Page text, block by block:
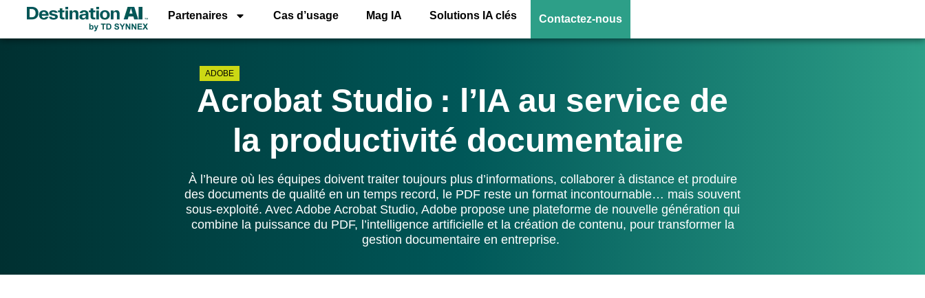
Partenaires Cas d’usage Mag IA Solutions IA clés Contactez-nous
ADOBE
Acrobat Studio : l’IA au service de
la productivité documentaire
À l’heure où les équipes doivent traiter toujours plus d’informations, collaborer à distance et produire
des documents de qualité en un temps record, le PDF reste un format incontournable… mais souvent
sous-exploité. Avec Adobe Acrobat Studio, Adobe propose une plateforme de nouvelle génération qui
combine la puissance du PDF, l’intelligence artificielle et la création de contenu, pour transformer la
gestion documentaire en entreprise.